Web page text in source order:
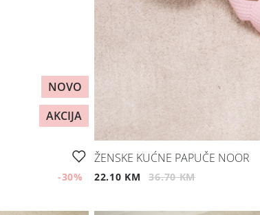
NOVO
AKCIJA
-30%
ŽENSKE KUĆNE PAPUČE NOOR
22.10 KM 36.70 KM